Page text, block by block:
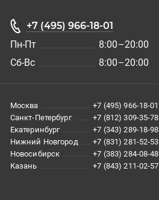
+7 (495) 966-18-01
Пн-Пт
8:00–20:00
Сб-Вс
8:00–20:00
Москва
+7 (495) 966-18-01
Санкт-Петербург
+7 (812) 309-35-78
Екатеринбург
+7 (343) 289-18-98
Нижний Новгород
+7 (831) 281-52-53
Новосибирск
+7 (383) 284-08-48
Казань
+7 (843) 211-02-57